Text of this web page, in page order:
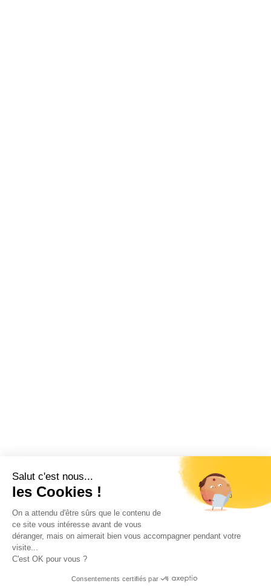
Salut c'est nous...
les Cookies !
On a attendu d'être sûrs que le contenu de
ce site vous intéresse avant de vous
déranger, mais on aimerait bien vous accompagner pendant votre
visite...
C'est OK pour vous ?
Consentements certifiés par